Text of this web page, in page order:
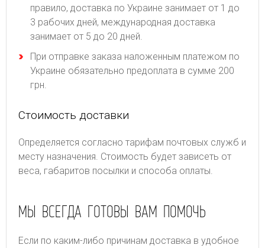
правило, доставка по Украине занимает от 1 до
3 рабочих дней, международная доставка
занимает от 5 до 20 дней.
При отправке заказа наложенным платежом по
Украине обязательно предоплата в сумме 200
грн.
Стоимость доставки
Определяется согласно тарифам почтовых служб и
месту назначения. Стоимость будет зависеть от
веса, габаритов посылки и способа оплаты.
МЫ ВСЕГДА ГОТОВЫ ВАМ ПОМОЧЬ
Если по каким-либо причинам доставка в удобное